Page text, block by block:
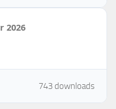
2026
743 downloads